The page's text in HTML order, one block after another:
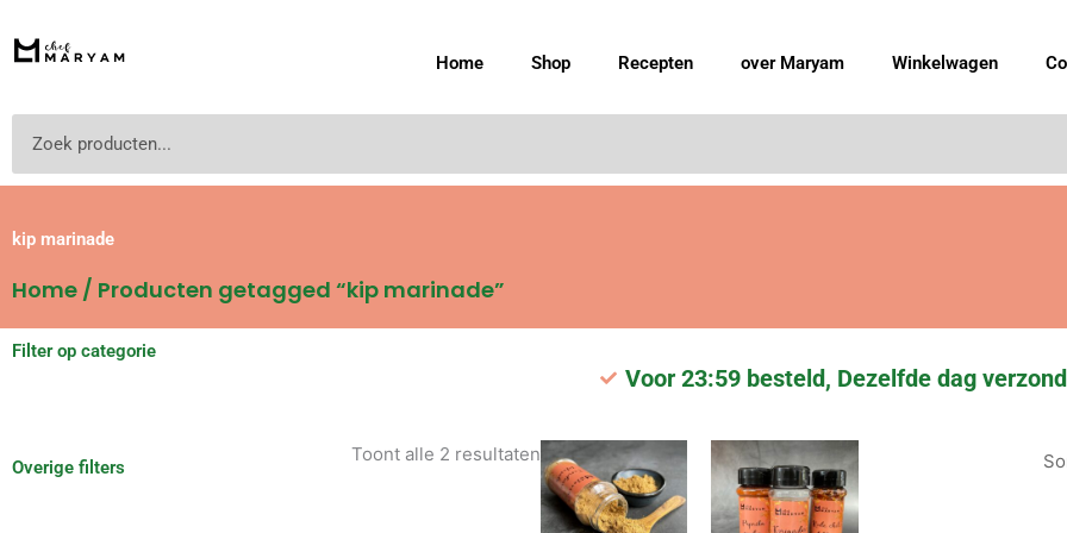
naar
de
Home Shop Recepten over Maryam Winkelwagen
kip marinade
Home / Producten getagged “kip marinade”
Filter op categorie
Overige filters
Voor 23:59 besteld, Dezelfde dag
Toont alle 2 resultaten Gesorteerd
op
populariteit